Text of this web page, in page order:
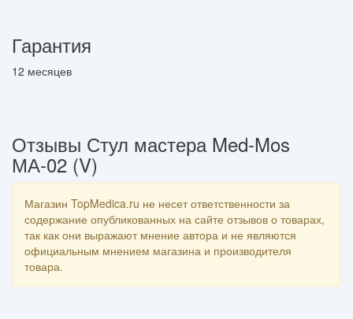
Гарантия
12 месяцев
Отзывы Стул мастера Med-Mos
МА-02 (V)
Магазин TopMedica.ru не несет ответственности за
содержание опубликованных на сайте отзывов о товарах,
так как они выражают мнение автора и не являются
официальным мнением магазина и производителя
товара.